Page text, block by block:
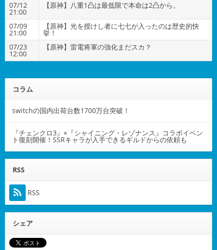
07/12
21:00
【原神】八重1凸は最低限で本命は2凸から。
07/09
21:00
【原神】光を授けし者に七七が入ったのは歴史的快
挙！
07/23
12:00
【原神】雷電将軍の強化まだスカ？
コラム
switchの国内出荷台数1700万台突破！
『チェンクロ3』×『シャイニング・レゾナンス』コラボイベン
ト復刻開催！SSRキャラが入手できるギルドからの依頼も
RSS
RSS
シェア